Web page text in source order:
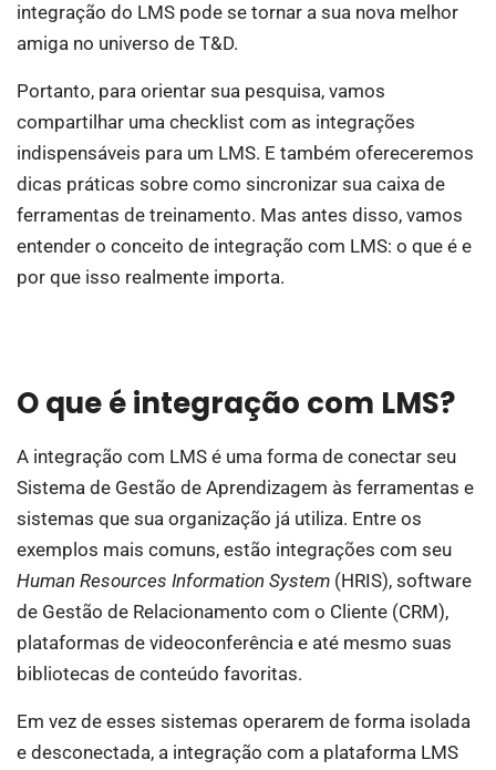
integração do LMS pode se tornar a sua nova melhor
amiga no universo de T&D.
Portanto, para orientar sua pesquisa, vamos
compartilhar uma checklist com as integrações
indispensáveis para um LMS. E também ofereceremos
dicas práticas sobre como sincronizar sua caixa de
ferramentas de treinamento. Mas antes disso, vamos
entender o conceito de integração com LMS: o que é e
por que isso realmente importa.
O que é integração com LMS?
A integração com LMS é uma forma de conectar seu
Sistema de Gestão de Aprendizagem às ferramentas e
sistemas que sua organização já utiliza. Entre os
exemplos mais comuns, estão integrações com seu
Human Resources Information System (HRIS), software
de Gestão de Relacionamento com o Cliente (CRM),
plataformas de videoconferência e até mesmo suas
bibliotecas de conteúdo favoritas.
Em vez de esses sistemas operarem de forma isolada
e desconectada, a integração com a plataforma LMS